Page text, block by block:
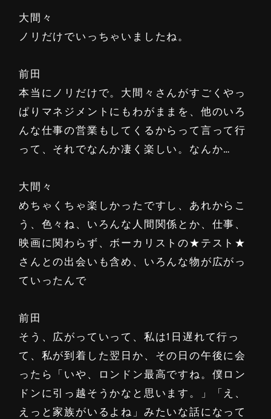
大間々
ノリだけでいっちゃいましたね。
前田
本当にノリだけで。大間々さんがすごくやっ
ぱりマネジメントにもわがままを、他のいろ
んな仕事の営業もしてくるからって言って行
って、それでなんか凄く楽しい。なんか…
大間々
めちゃくちゃ楽しかったですし、あれからこ
う、色々ね、いろんな人間関係とか、仕事、
映画に関わらず、ボーカリストの★テスト★
さんとの出会いも含め、いろんな物が広がっ
ていったんで
前田
そう、広がっていって、私は1日遅れて行っ
て、私が到着した翌日か、その日の午後に会
ったら「いや、ロンドン最高ですね。僕ロン
ドンに引っ越そうかなと思います。」「え、
えっと家族がいるよね」みたいな話になって